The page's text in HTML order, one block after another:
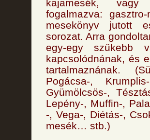
kajamesék,
fogalmazva:
mesekönyv jutott
sorozat. Arra
egy-egy szűkebb
kapcsolódnának, és
tartalmaznának.
Pogácsa-,
Gyümölcsös-,
Lepény-, Muffin-,
-, Vega-, Diétás-,
mesék… stb.)